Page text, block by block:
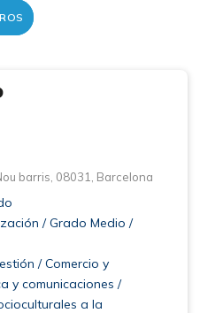
barris, 08031, Barcelona
/ Grado Medio /
/ Comercio y
y comunicaciones /
a la